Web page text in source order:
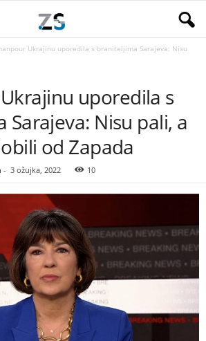
Ukrajinu uporedila s braniteljima Sarajeva: Nisu
uporedila s
Nisu pali, a
od Zapada
- 3 ožujka, 2022 10